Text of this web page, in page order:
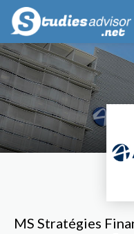
MS Stratégies